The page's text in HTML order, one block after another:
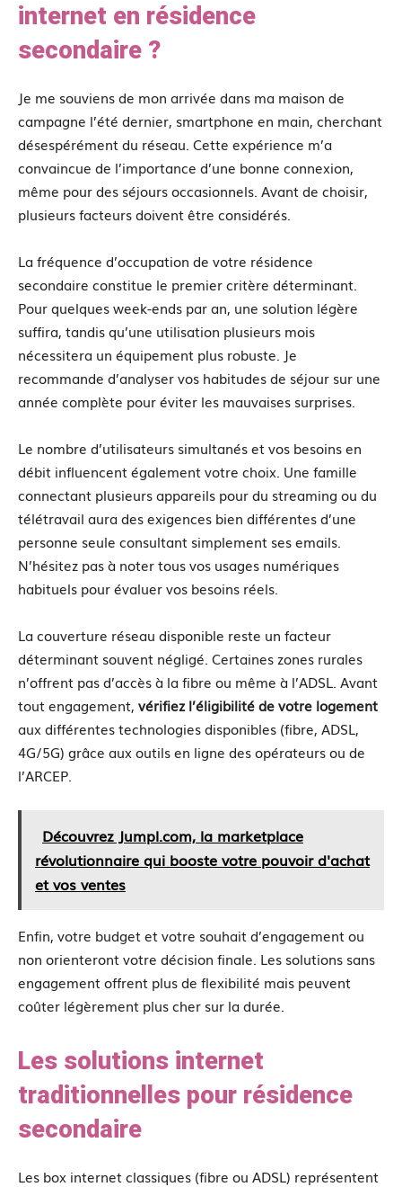
internet en résidence
secondaire ?
Je me souviens de mon arrivée dans ma maison de
campagne l’été dernier, smartphone en main, cherchant
désespérément du réseau. Cette expérience m’a
convaincue de l’importance d’une bonne connexion,
même pour des séjours occasionnels. Avant de choisir,
plusieurs facteurs doivent être considérés.
La fréquence d’occupation de votre résidence
secondaire constitue le premier critère déterminant.
Pour quelques week-ends par an, une solution légère
suffira, tandis qu’une utilisation plusieurs mois
nécessitera un équipement plus robuste. Je
recommande d’analyser vos habitudes de séjour sur une
année complète pour éviter les mauvaises surprises.
Le nombre d’utilisateurs simultanés et vos besoins en
débit influencent également votre choix. Une famille
connectant plusieurs appareils pour du streaming ou du
télétravail aura des exigences bien différentes d’une
personne seule consultant simplement ses emails.
N’hésitez pas à noter tous vos usages numériques
habituels pour évaluer vos besoins réels.
La couverture réseau disponible reste un facteur
déterminant souvent négligé. Certaines zones rurales
n’offrent pas d’accès à la fibre ou même à l’ADSL. Avant
tout engagement, vérifiez l’éligibilité de votre logement
aux différentes technologies disponibles (fibre, ADSL,
4G/5G) grâce aux outils en ligne des opérateurs ou de
l’ARCEP.
Découvrez Jumpl.com, la marketplace
révolutionnaire qui booste votre pouvoir d'achat
et vos ventes
Enfin, votre budget et votre souhait d’engagement ou
non orienteront votre décision finale. Les solutions sans
engagement offrent plus de flexibilité mais peuvent
coûter légèrement plus cher sur la durée.
Les solutions internet
traditionnelles pour résidence
secondaire
Les box internet classiques (fibre ou ADSL) représentent